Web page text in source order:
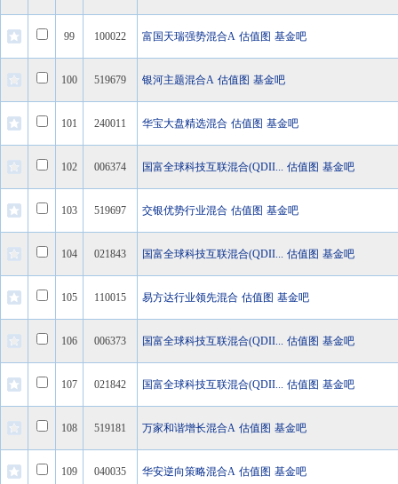
99 100022 富国天瑞强势混合A 估值图 基金吧
100 519679 银河主题混合A 估值图 基金吧
101 240011 华宝大盘精选混合 估值图 基金吧
102 006374 国富全球科技互联混合(QDII... 估值图 基金吧
103 519697 交银优势行业混合 估值图 基金吧
104 021843 国富全球科技互联混合(QDII... 估值图 基金吧
105 110015 易方达行业领先混合 估值图 基金吧
106 006373 国富全球科技互联混合(QDII... 估值图 基金吧
107 021842 国富全球科技互联混合(QDII... 估值图 基金吧
108 519181 万家和谐增长混合A 估值图 基金吧
109 040035 华安逆向策略混合A 估值图 基金吧